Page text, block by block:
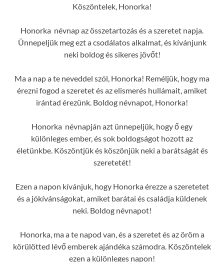
Köszöntelek, Honorka!
Honorka névnap az összetartozás és a szeretet napja.
Ünnepeljük meg ezt a csodálatos alkalmat, és kívánjunk
neki boldog és sikeres jövőt!
Ma a nap a te neveddel szól, Honorka! Reméljük, hogy ma
érezni fogod a szeretet és az elismerés hullámait, amiket
irántad érezünk. Boldog névnapot, Honorka!
Honorka névnapján azt ünnepeljük, hogy ő egy
különleges ember, és sok boldogságot hozott az
életünkbe. Köszöntjük és köszönjük neki a barátságát és
szeretetét!
Ezen a napon kívánjuk, hogy Honorka érezze a szeretetet
és a jókívánságokat, amiket barátai és családja küldenek
neki. Boldog névnapot!
Honorka, ma a te napod van, és a szeretet és az öröm a
körülötted lévő emberek ajándéka számodra. Köszöntelek
ezen a különleges napon!